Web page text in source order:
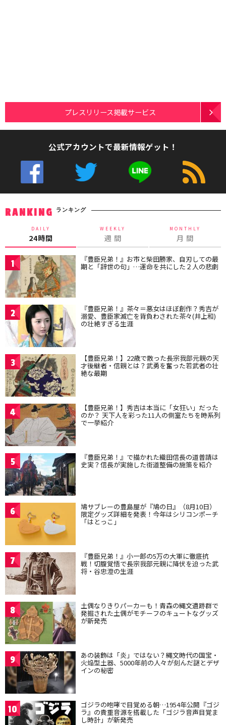
プレスリリース掲載サービス
公式アカウントで最新情報ゲット！
RANKING ランキング
DAILY
24時間
WEEKLY
週 間
MONTHLY
月 間
1 『豊臣兄弟！』お市と柴田勝家、自刃しての最
期と「辞世の句」…運命を共にした２人の悲劇
2 『豊臣兄弟！』茶々＝悪女はほぼ創作？秀吉が
溺愛、豊臣家滅亡を背負わされた茶々(井上和)
の壮絶すぎる生涯
3 【豊臣兄弟！】22歳で散った長宗我部元親の天
才後継者・信親とは？武勇を奮った若武者の壮
絶な最期
4 【豊臣兄弟！】秀吉は本当に「女狂い」だった
のか？ 天下人を彩った11人の側室たちを時系列
で一挙紹介
5 『豊臣兄弟！』で描かれた織田信長の道普請は
史実？信長が実施した街道整備の施策を紹介
6 鳩サブレーの豊島屋が『鳩の日』（8月10日）
限定グッズ詳細を発表！今年はシリコンポーチ
「はとっこ」
7 『豊臣兄弟！』小一郎の5万の大軍に徹底抗
戦！切腹覚悟で長宗我部元親に降伏を迫った武
将・谷忠澄の生涯
8 土偶なりきりパーカーも！青森の縄文遺跡群で
発掘された土偶がモチーフのキュートなグッズ
が新発売
9 あの装飾は「炎」ではない？縄文時代の国宝・
火焔型土器、5000年前の人々が刻んだ謎とデザ
インの秘密
10 ゴジラの咆哮で目覚める朝…1954年公開『ゴジ
ラ』の貴重音源を搭載した「ゴジラ音声目覚ま
し時計」が新発売